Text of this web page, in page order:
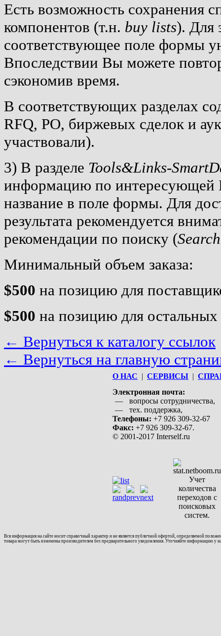
Есть возможность сохранения
компонентов (т.н. buy lists). Для
соответствующее поле формы
Впоследствии Вы можете
сэкономив время.
В соответствующих разделах
RFQ, PO, биржевых сделок и
участвовали).
3) В разделе Tools&Links-
информацию по интересующей
название в поле формы. Для
результата рекомендуется
рекомендации по поиску (
Минимальный объем заказа:
$500 на позицию для
$500 на позицию для
← Вернуться к каталогу ссылок
← Вернуться на главную
О НАС | СЕРВИСЫ |
Электронная почта:
—
вопросы сотрудничества,
—
тех. поддержка,
Телефоны: +7 926 309-32-67
Факс: +7 926 309-32-67.
© 2001-2017 Interself.ru
Вся информация на сайте носит справочный характер и не является публичной офертой, определяемой
товара могут быть изменены производителем без предварительного уведомления. Уточняйте информацию у